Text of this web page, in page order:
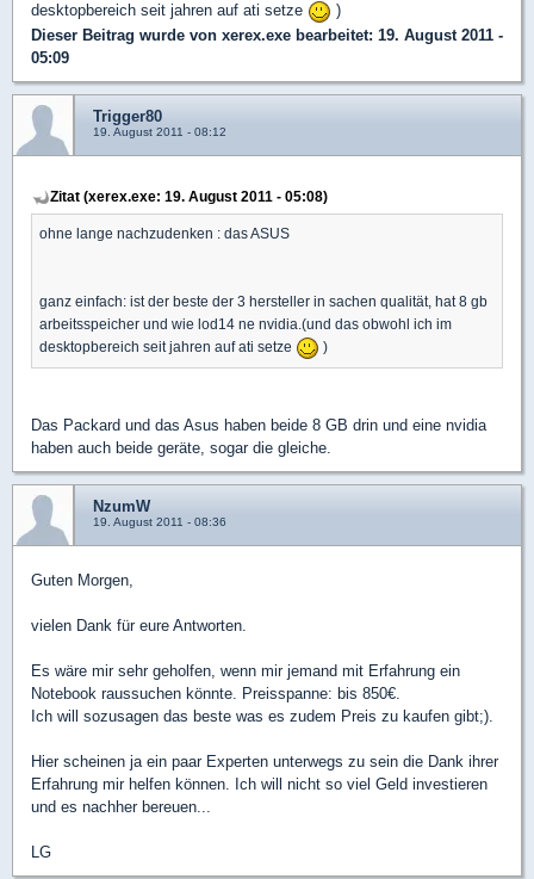
desktopbereich seit jahren auf ati setze
)
Dieser Beitrag wurde von xerex.exe bearbeitet: 19. August 2011 -
05:09
Trigger80
19. August 2011 - 08:12
Zitat (xerex.exe: 19. August 2011 - 05:08)
ohne lange nachzudenken : das ASUS
ganz einfach: ist der beste der 3 hersteller in sachen qualität, hat 8 gb
arbeitsspeicher und wie lod14 ne nvidia.(und das obwohl ich im
desktopbereich seit jahren auf ati setze
)
Das Packard und das Asus haben beide 8 GB drin und eine nvidia
haben auch beide geräte, sogar die gleiche.
NzumW
19. August 2011 - 08:36
Guten Morgen,
vielen Dank für eure Antworten.
Es wäre mir sehr geholfen, wenn mir jemand mit Erfahrung ein
Notebook raussuchen könnte. Preisspanne: bis 850€.
Ich will sozusagen das beste was es zudem Preis zu kaufen gibt;).
Hier scheinen ja ein paar Experten unterwegs zu sein die Dank ihrer
Erfahrung mir helfen können. Ich will nicht so viel Geld investieren
und es nachher bereuen...
LG